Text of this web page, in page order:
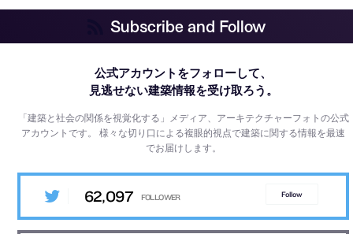
Subscribe and Follow
公式アカウントをフォローして、
見逃せない建築情報を受け取ろう。
「建築と社会の関係を視覚化する」メディア、アーキテクチャーフォトの公式
アカウントです。様々な切り口による複眼的視点で建築に関する情報を最速
でお届けします。
62,097 Follow